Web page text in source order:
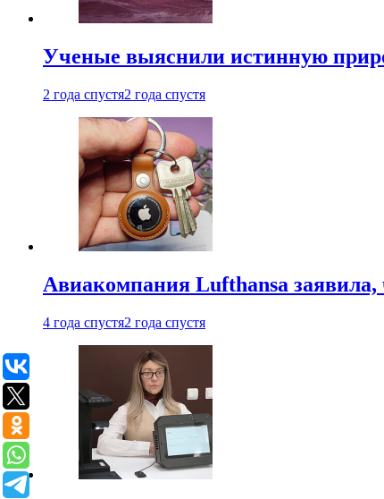
Ученые выяснили истинную
2 года спустя2 года спустя
Авиакомпания Lufthansa заявила,
4 года спустя2 года спустя